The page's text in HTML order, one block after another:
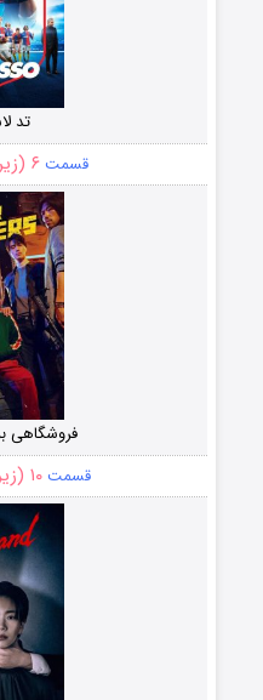
تد
قسمت ۶ (زیرنویس)
فروشگاهی
قسمت۱۰ (زیرنویس)